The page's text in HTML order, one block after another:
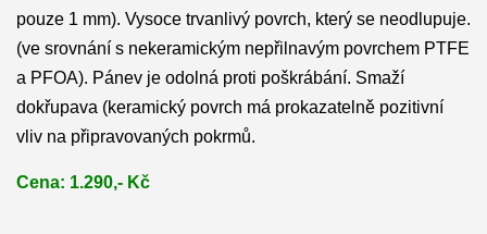
pouze 1 mm). Vysoce trvanlivý povrch, který se neodlupuje.
(ve srovnání s nekeramickým nepřilnavým povrchem PTFE
a PFOA). Pánev je odolná proti poškrábání. Smaží
dokřupava (keramický povrch má prokazatelně pozitivní
vliv na připravovaných pokrmů.
Cena: 1.290,- Kč